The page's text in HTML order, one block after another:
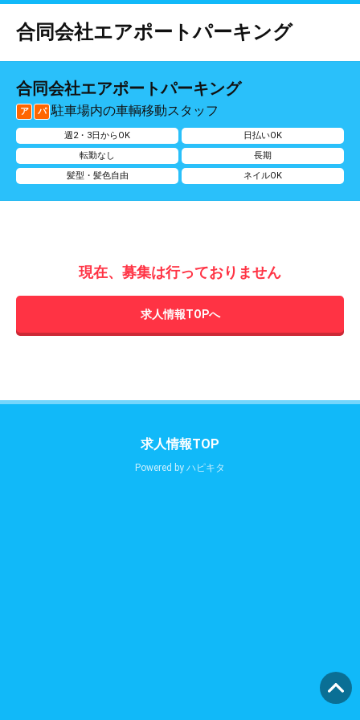
合同会社エアポートパーキング
合同会社エアポートパーキング
ア パ 駐車場内の車輌移動スタッフ
週2・3日からOK
日払いOK
転勤なし
長期
髪型・髪色自由
ネイルOK
現在、募集は行っておりません
求人情報TOPへ
求人情報TOP
Powered by ハピキタ